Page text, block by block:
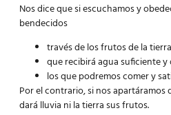
Nos dice que si escuchamos y
bendecidos
través de los frutos de la
que recibirá agua suficiente
los que podremos comer y
Por el contrario, si nos apartáramos
dará lluvia ni la tierra sus frutos.